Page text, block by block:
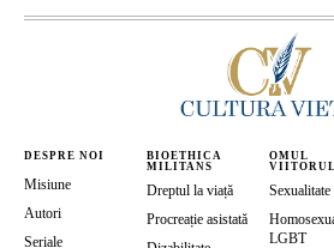
DESPRE NOI
Misiune
Autori
Seriale
BIOETHICA
MILITANS
Dreptul la viață
Procreație asistată
OMUL
Sexualitate
LGBT